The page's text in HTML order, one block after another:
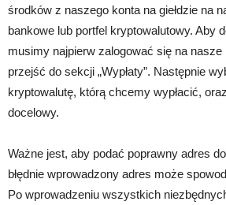
środków z naszego konta na giełdzie na
bankowe lub portfel kryptowalutowy. Aby
musimy najpierw zalogować się na nasze
przejść do sekcji „Wypłaty”. Następnie
kryptowalutę, którą chcemy wypłacić,
docelowy.
Ważne jest, aby podać poprawny adres
błędnie wprowadzony adres może
Po wprowadzeniu wszystkich